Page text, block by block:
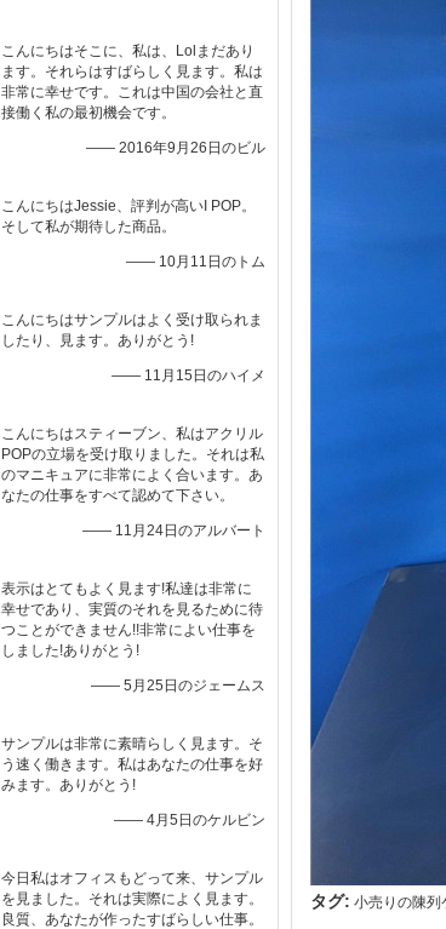
こんにちはそこに、私は、Lolまだあり
ます。それらはすばらしく見ます。私は
非常に幸せです。これは中国の会社と直
接働く私の最初機会です。
—— 2016年9月26日のビル
こんにちはJessie、評判が高いI POP。
そして私が期待した商品。
—— 10月11日のトム
こんにちはサンプルはよく受け取られま
したり、見ます。ありがとう!
—— 11月15日のハイメ
こんにちはスティーブン、私はアクリル
POPの立場を受け取りました。それは私
のマニキュアに非常によく合います。あ
なたの仕事をすべて認めて下さい。
—— 11月24日のアルバート
表示はとてもよく見ます!私達は非常に
幸せであり、実質のそれを見るために待
つことができません!!非常によい仕事を
しました!ありがとう!
—— 5月25日のジェームス
サンプルは非常に素晴らしく見ます。そ
う速く働きます。私はあなたの仕事を好
みます。ありがとう!
—— 4月5日のケルビン
今日私はオフィスもどって来、サンプル
を見ました。それは実際によく見ます。
良質、あなたが作ったすばらしい仕事。
タグ: 小売りの陳列